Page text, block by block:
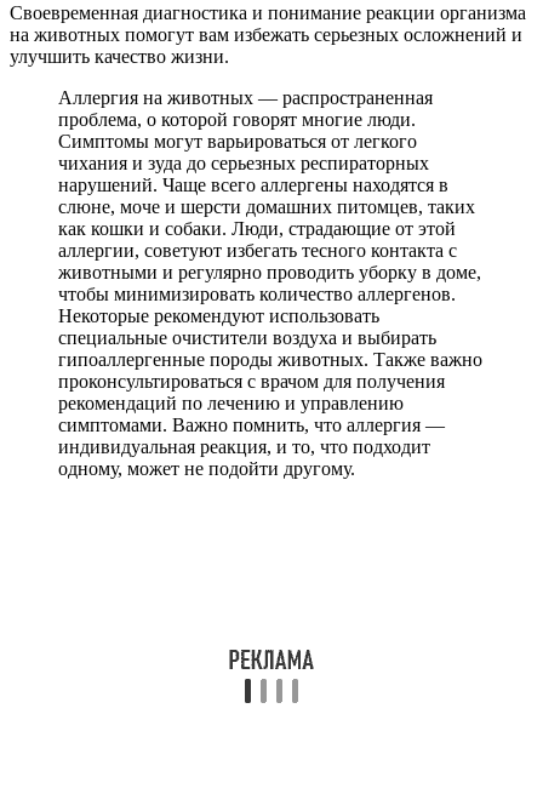
Своевременная диагностика и понимание реакции организма
на животных помогут вам избежать серьезных осложнений и
улучшить качество жизни.
Аллергия на животных — распространенная
проблема, о которой говорят многие люди.
Симптомы могут варьироваться от легкого
чихания и зуда до серьезных респираторных
нарушений. Чаще всего аллергены находятся в
слюне, моче и шерсти домашних питомцев, таких
как кошки и собаки. Люди, страдающие от этой
аллергии, советуют избегать тесного контакта с
животными и регулярно проводить уборку в доме,
чтобы минимизировать количество аллергенов.
Некоторые рекомендуют использовать
специальные очистители воздуха и выбирать
гипоаллергенные породы животных. Также важно
проконсультироваться с врачом для получения
рекомендаций по лечению и управлению
симптомами. Важно помнить, что аллергия —
индивидуальная реакция, и то, что подходит
одному, может не подойти другому.